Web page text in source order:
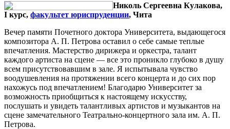
Николь Сергеевна Кулакова,
I курс, факультет юриспруденции, Чита
Вечер памяти Почетного доктора Университета, выдающегося
композитора А. П. Петрова оставил о себе самые теплые
впечатления. Мастерство дирижера и оркестра, талант
каждого артиста на сцене — все это проникло глубоко в душу
всем присутствовавшим в зале. Я испытывала чувство
воодушевления на протяжении всего концерта и до сих пор
нахожусь под впечатлением! Благодарю Университет за
возможность приобщиться к настоящему искусству,
послушать и увидеть талантливых артистов и музыкантов на
сцене замечательного Театрально-концертного зала им. А. П.
Петрова.